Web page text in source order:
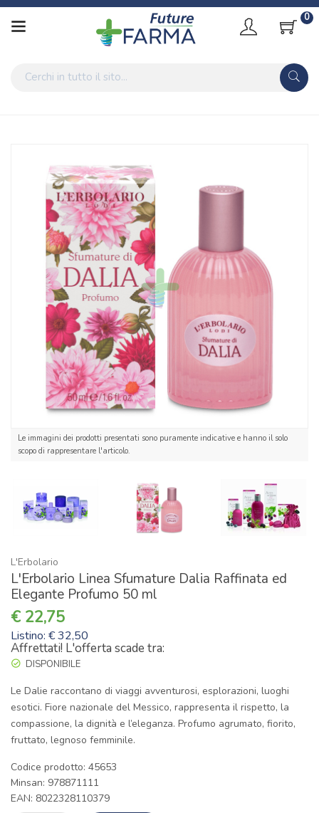
0
Profumo 50 ml
Catalogo/Cosmesi/Profumi
L'Erbolario Linea Sfumature Dalia Raffinata ed Elegante
Profumo 50 ml
Catalogo/Cosmesi/Top Brand Cosmetici
L'Erbolario Linea Sfumature Dalia Raffinata ed Elegante
Profumo 50 ml
Le immagini dei prodotti presentati sono puramente indicative e hanno il solo
scopo di rappresentare l'articolo.
L'Erbolario
L'Erbolario Linea Sfumature Dalia Raffinata ed
Elegante Profumo 50 ml
22,75
Listino: € 32,50
Affrettati! L'offerta scade tra:
DISPONIBILE
Le Dalie raccontano di viaggi avventurosi, esplorazioni, luoghi
esotici. Fiore nazionale del Messico, rappresenta il rispetto, la
compassione, la dignità e l’eleganza. Profumo agrumato, fiorito,
fruttato, legnoso femminile.
Codice prodotto: 45653
Minsan: 978871111
EAN: 8022328110379